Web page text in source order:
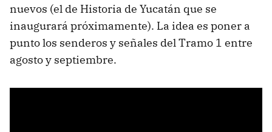
nuevos (el de Historia de Yucatán que se
inaugurará próximamente). La idea es poner a
punto los senderos y señales del Tramo 1 entre
agosto y septiembre.